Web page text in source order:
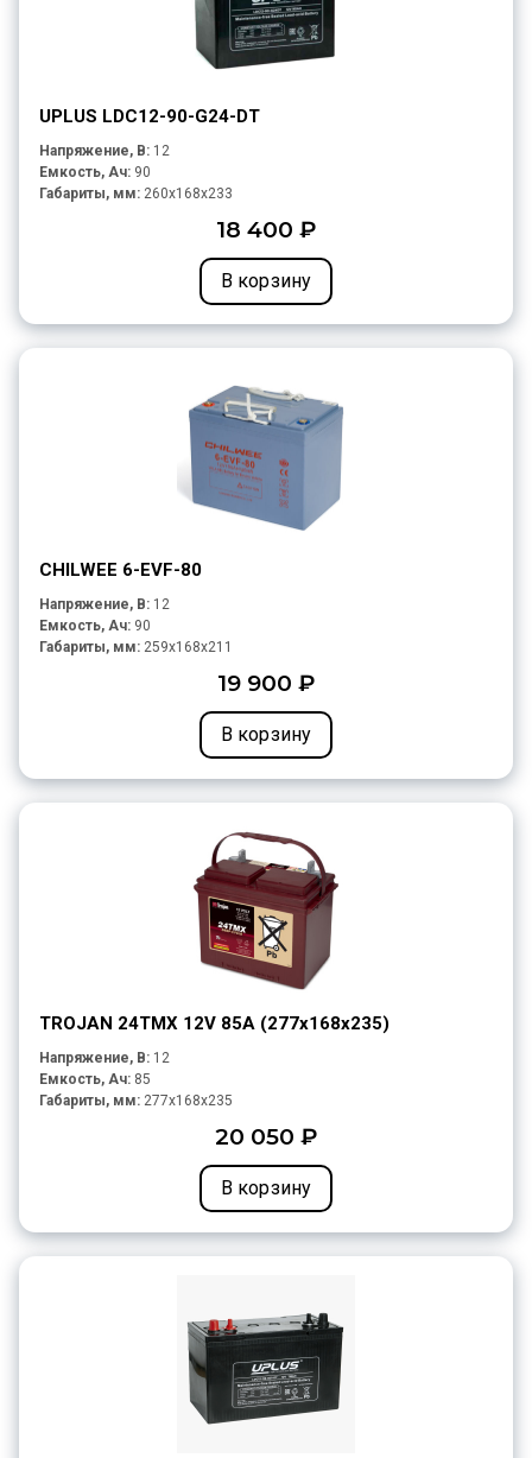
UPLUS LDC12-90-G24-DT
Напряжение, В: 12
Емкость, Ач: 90
Габариты, мм: 260x168x233
18 400 ₽
В корзину
CHILWEE 6-EVF-80
Напряжение, В: 12
Емкость, Ач: 90
Габариты, мм: 259x168x211
19 900 ₽
В корзину
TROJAN 24TMX 12V 85A (277х168х235)
Напряжение, В: 12
Емкость, Ач: 85
Габариты, мм: 277x168x235
20 050 ₽
В корзину